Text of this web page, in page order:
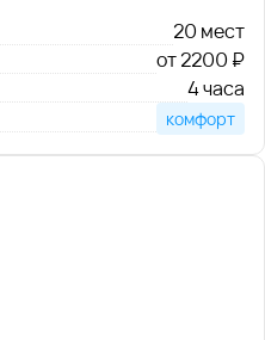
20 мест
от 2200 ₽
4 часа
комфорт